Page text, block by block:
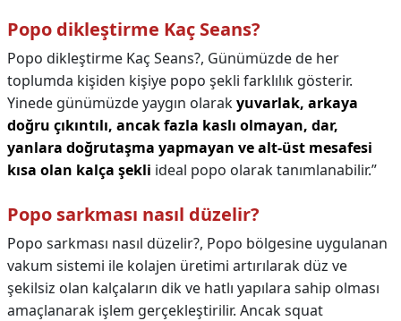
Popo dikleştirme Kaç Seans?
Popo dikleştirme Kaç Seans?, Günümüzde de her
toplumda kişiden kişiye popo şekli farklılık gösterir.
Yinede günümüzde yaygın olarakyuvarlak, arkaya
doğru çıkıntılı, ancak fazla kaslı olmayan, dar,
yanlara doğrutaşma yapmayan ve alt-üst mesafesi
kısa olan kalça şekli ideal popo olarak tanımlanabilir.”
Popo sarkması nasıl düzelir?
Popo sarkması nasıl düzelir?, Popo bölgesine uygulanan
vakum sistemi ile kolajen üretimi artırılarak düz ve
şekilsiz olan kalçaların dik ve hatlı yapılara sahip olması
amaçlanarak işlem gerçekleştirilir. Ancak squat